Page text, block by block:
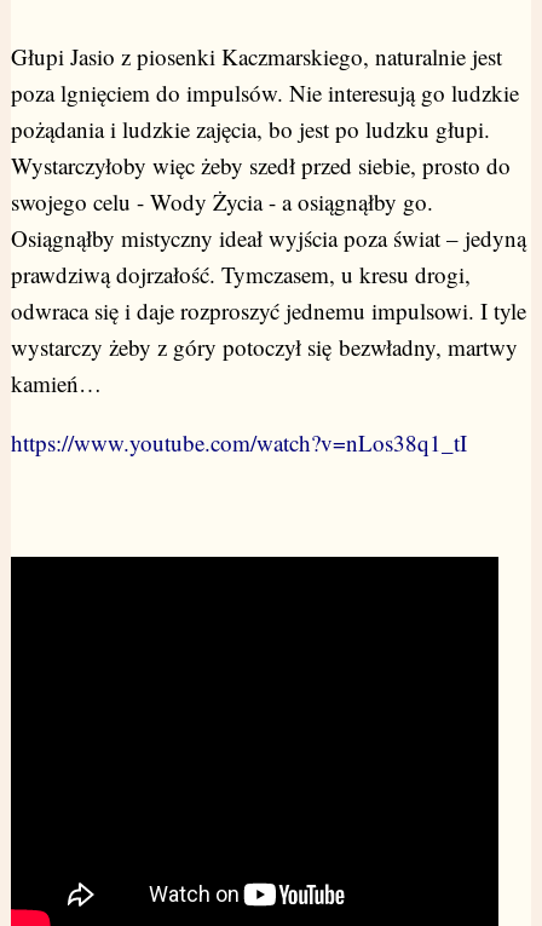
Głupi Jasio z piosenki Kaczmarskiego, naturalnie jest
poza lgnięciem do impulsów. Nie interesują go ludzkie
pożądania i ludzkie zajęcia, bo jest po ludzku głupi.
Wystarczyłoby więc żeby szedł przed siebie, prosto do
swojego celu - Wody Życia - a osiągnąłby go.
Osiągnąłby mistyczny ideał wyjścia poza świat – jedyną
prawdziwą dojrzałość. Tymczasem, u kresu drogi,
odwraca się i daje rozproszyć jednemu impulsowi. I tyle
wystarczy żeby z góry potoczył się bezwładny, martwy
kamień…
https://www.youtube.com/watch?v=nLos38q1_tI